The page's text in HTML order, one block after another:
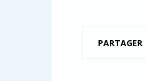
PARTAGER